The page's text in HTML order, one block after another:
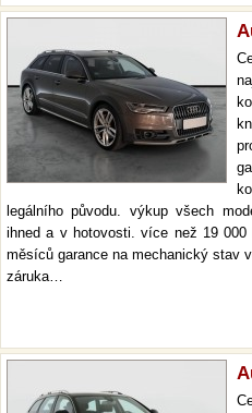
legálního původu. výkup všech
ihned a v hotovosti. více než 19
měsíců garance na mechanický stav
záruka…